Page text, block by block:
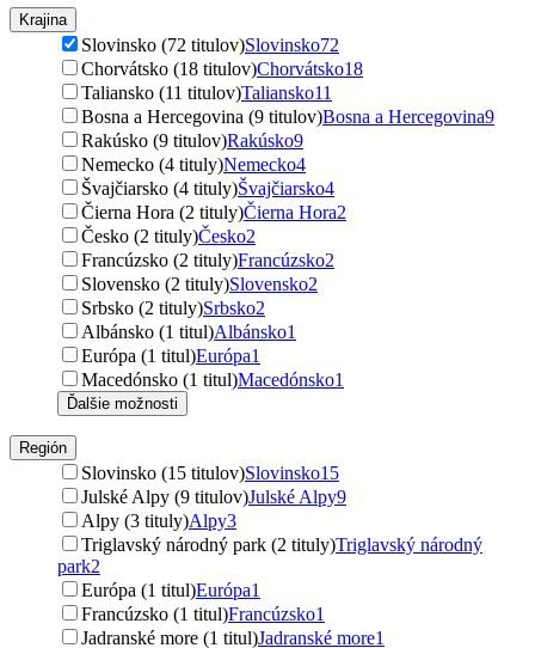
Krajina
Slovinsko (72 titulov)Slovinsko72
Chorvátsko (18 titulov)Chorvátsko18
Taliansko (11 titulov)Taliansko11
Bosna a Hercegovina (9 titulov)Bosna a Hercegovina9
Rakúsko (9 titulov)Rakúsko9
Nemecko (4 tituly)Nemecko4
Švajčiarsko (4 tituly)Švajčiarsko4
Čierna Hora (2 tituly)Čierna Hora2
Česko (2 tituly)Česko2
Francúzsko (2 tituly)Francúzsko2
Slovensko (2 tituly)Slovensko2
Srbsko (2 tituly)Srbsko2
Albánsko (1 titul)Albánsko1
Európa (1 titul)Európa1
Macedónsko (1 titul)Macedónsko1
Ďalšie možnosti
Región
Slovinsko (15 titulov)Slovinsko15
Julské Alpy (9 titulov)Julské Alpy9
Alpy (3 tituly)Alpy3
Triglavský národný park (2 tituly)Triglavský národný
park2
Európa (1 titul)Európa1
Francúzsko (1 titul)Francúzsko1
Jadranské more (1 titul)Jadranské more1